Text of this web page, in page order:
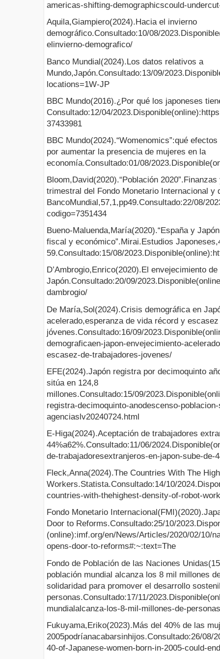
americas-shifting-demographicscould-
Aquila,Giampiero(2024).Hacia el invierno
demográfico.Consultado:10/08/
elinvierno-demografico/
Banco Mundial(2024).Los datos relativos a
Mundo,Japón.Consultado:13/09/
locations=1W-JP
BBC Mundo(2016).¿Por qué los japoneses
Consultado:12/04/
37433981
BBC Mundo(2024).“Womenomics”:qué
por aumentar la presencia de mujeres en la
economía.Consultado:01/08/
Bloom,David(2020).“Población
trimestral del Fondo Monetario Internacional y
BancoMundial,57,1,pp49.Consultado:22/08/
codigo=7351434
Bueno-Maluenda,María(2020).“España y
fiscal y económico”.Mirai.Estudios
59.Consultado:15/08/
D’Ambrogio,Enrico(2020).El envejecimiento
Japón.Consultado:20/09/
dambrogio/
De María,Sol(2024).Crisis demográfica en
acelerado,esperanza de vida récord y
jóvenes.Consultado:16/09/
demograficaen-japon-envejecimiento-
escasez-de-trabajadores-jovenes/
EFE(2024).Japón registra por decimoquinto
sitúa en 124,8
millones.Consultado:15/09/
registra-decimoquinto-anodescenso-
agenciaslv20240724.html
E-Higa(2024).Aceptación de trabajadores
44%a62%.Consultado:11/06/
de-trabajadoresextranjeros-en-japon-sube-de-
Fleck,Anna(2024).The Countries With The
Workers.Statista.Consultado:14/10/
countries-with-thehighest-density-of-robot-
Fondo Monetario
Door to Reforms.Consultado:25/10/
(online):imf.org/en/News/Articles/2020/02/10/
opens-door-to-reforms#:~:text=The
Fondo de Población de las Naciones
población mundial alcanza los 8 mil millones
solidaridad para promover el desarrollo
personas.Consultado:17/11/
mundialalcanza-los-8-mil-millones-de-personas
Fukuyama,Eriko(2023).Más del 40% de las
2005podríanacabarsinhijos.Consultado:26/
40-of-Japanese-women-born-in-2005-could-